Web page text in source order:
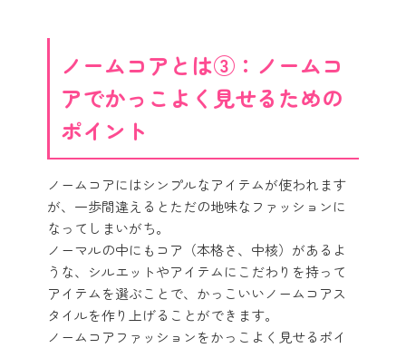
ノームコアとは③：ノームコ
アでかっこよく見せるための
ポイント
ノームコアにはシンプルなアイテムが使われます
が、一歩間違えるとただの地味なファッションに
なってしまいがち。
ノーマルの中にもコア（本格さ、中核）があるよ
うな、シルエットやアイテムにこだわりを持って
アイテムを選ぶことで、かっこいいノームコアス
タイルを作り上げることができます。
ノームコアファッションをかっこよく見せるポイ